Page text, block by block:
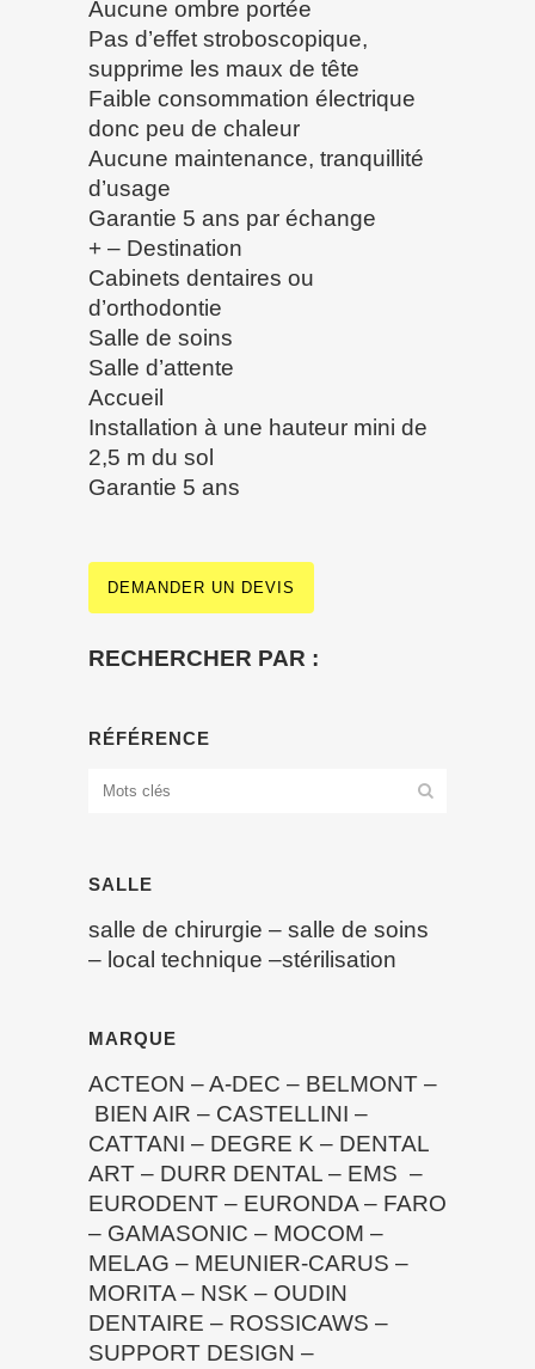
Aucune ombre portée
Pas d’effet stroboscopique,
supprime les maux de tête
Faible consommation électrique
donc peu de chaleur
Aucune maintenance, tranquillité
d’usage
Garantie 5 ans par échange
+ – Destination
Cabinets dentaires ou
d’orthodontie
Salle de soins
Salle d’attente
Accueil
Installation à une hauteur mini de
2,5 m du sol
Garantie 5 ans
DEMANDER UN DEVIS
RECHERCHER PAR :
RÉFÉRENCE
SALLE
salle de chirurgie – salle de soins
– local technique –stérilisation
MARQUE
ACTEON –A-DEC – BELMONT –
BIEN AIR – CASTELLINI –
CATTANI – DEGRE K – DENTAL
ART – DURR DENTAL – EMS –
EURODENT – EURONDA – FARO
– GAMASONIC – MOCOM –
MELAG – MEUNIER-CARUS –
MORITA – NSK – OUDIN
DENTAIRE – ROSSICAWS –
SUPPORT DESIGN –